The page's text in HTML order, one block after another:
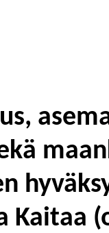
Kaitaa